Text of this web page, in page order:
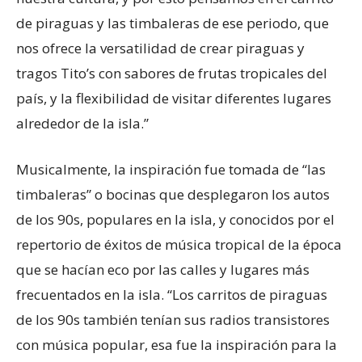
de piraguas y las timbaleras de ese periodo, que
nos ofrece la versatilidad de crear piraguas y
tragos Tito’s con sabores de frutas tropicales del
país, y la flexibilidad de visitar diferentes lugares
alrededor de la isla.”
Musicalmente, la inspiración fue tomada de “las
timbaleras” o bocinas que desplegaron los autos
de los 90s, populares en la isla, y conocidos por el
repertorio de éxitos de música tropical de la época
que se hacían eco por las calles y lugares más
frecuentados en la isla. “Los carritos de piraguas
de los 90s también tenían sus radios transistores
con música popular, esa fue la inspiración para la